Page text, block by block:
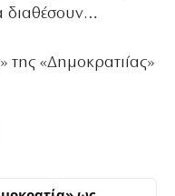
διαθέσουν…
της «Δημοκρατιίας»